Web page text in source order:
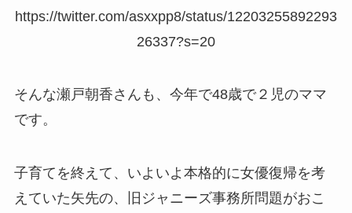
https://twitter.com/asxxpp8/status/12203255892293
26337?s=20
そんな瀬戸朝香さんも、今年で48歳で２児のママ
です。
子育てを終えて、いよいよ本格的に女優復帰を考
えていた矢先の、旧ジャニーズ事務所問題がおこ